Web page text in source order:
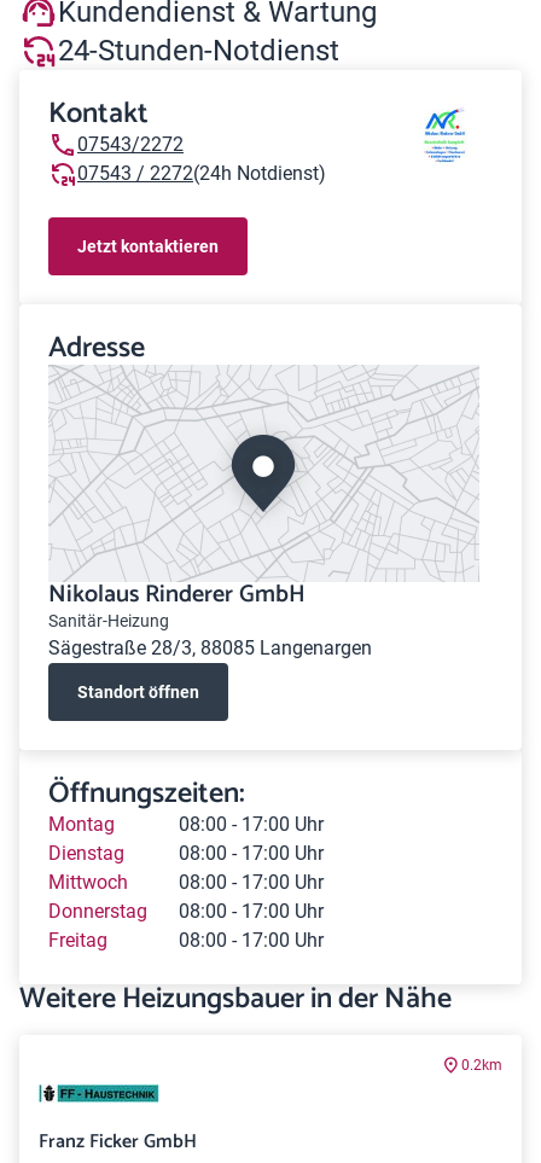
Kundendienst & Wartung
24-Stunden-Notdienst
Kontakt
07543/2272
07543 / 2272(24h Notdienst)
Jetzt kontaktieren
Adresse
Nikolaus Rinderer GmbH
Sanitär-Heizung
Sägestraße 28/3, 88085 Langenargen
Standort öffnen
Öffnungszeiten:
Montag
08:00 - 17:00 Uhr
Dienstag
08:00 - 17:00 Uhr
Mittwoch
08:00 - 17:00 Uhr
Donnerstag
08:00 - 17:00 Uhr
Freitag
08:00 - 17:00 Uhr
Weitere Heizungsbauer in der Nähe
0.2km
Franz Ficker GmbH